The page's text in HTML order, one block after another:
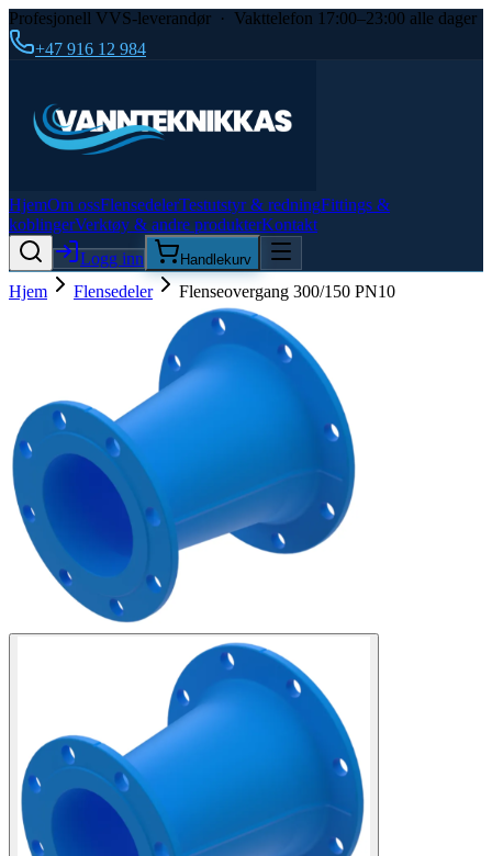
Profesjonell VVS-leverandør · Vakttelefon 17:00–23:00 alle dager
+47 916 12 984
HjemOm ossFlensedelerTestutstyr & redningFittings &
koblingerVerktøy & andre produkterKontakt
Logg inn
Handlekurv
Hjem Flensedeler Flenseovergang 300/150 PN10